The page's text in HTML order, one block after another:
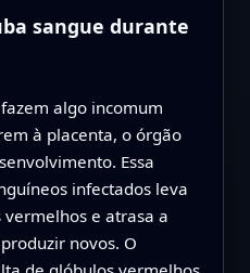
sangue durante
algo incomum
à placenta, o órgão
Essa
infectados leva
e atrasa a
novos. O